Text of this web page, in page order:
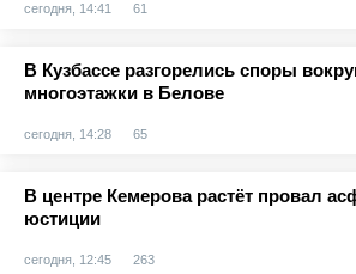
сегодня, 14:41 61
В Кузбассе разгорелись споры
многоэтажки в Белове
сегодня, 14:28 65
В центре Кемерова растёт провал
юстиции
сегодня, 12:45 263